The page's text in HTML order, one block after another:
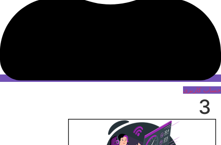
حساب کاربری
3